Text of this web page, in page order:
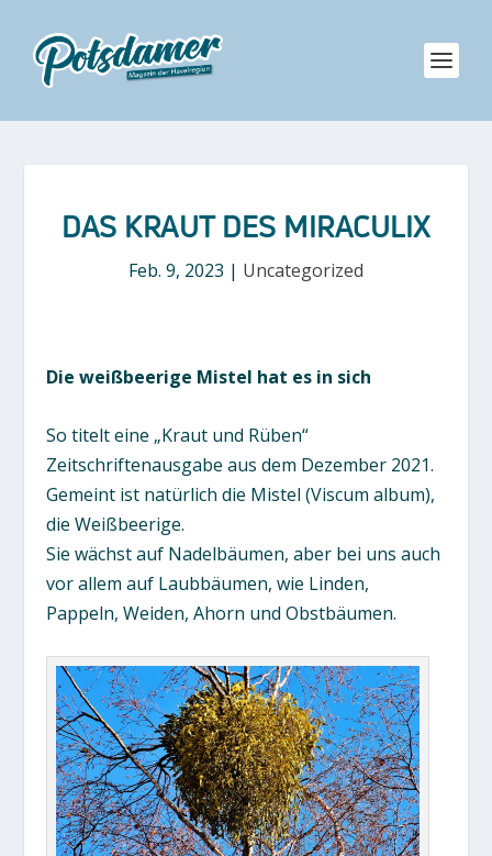
DAS KRAUT DES MIRACULIX
Feb. 9, 2023 | Uncategorized
Die weißbeerige Mistel hat es in sich
So titelt eine „Kraut und Rüben“
Zeitschriftenausgabe aus dem Dezember 2021.
Gemeint ist natürlich die Mistel (Viscum album),
die Weißbeerige.
Sie wächst auf Nadelbäumen, aber bei uns auch
vor allem auf Laubbäumen, wie Linden,
Pappeln, Weiden, Ahorn und Obstbäumen.